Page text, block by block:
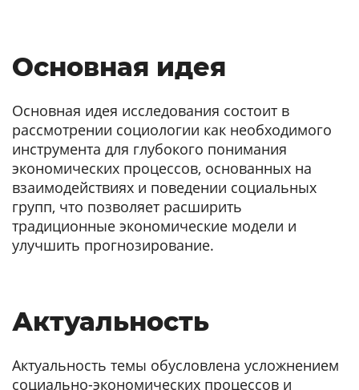
Основная идея
Основная идея исследования состоит в
рассмотрении социологии как необходимого
инструмента для глубокого понимания
экономических процессов, основанных на
взаимодействиях и поведении социальных
групп, что позволяет расширить
традиционные экономические модели и
улучшить прогнозирование.
Актуальность
Актуальность темы обусловлена усложнением
социально-экономических процессов и